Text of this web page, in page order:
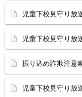
児童下校見守り放
児童下校見守り放
振り込め詐欺注意
児童下校見守り放